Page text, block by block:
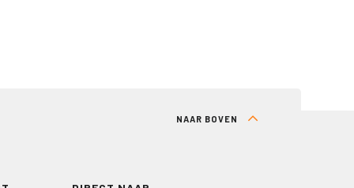
NAAR BOVEN